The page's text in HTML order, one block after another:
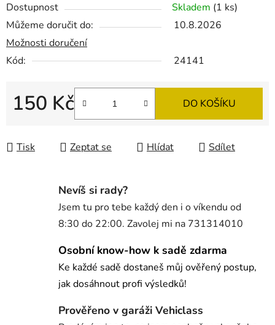
Dostupnost Skladem (1 ks)
Můžeme doručit do:
10.8.2026
Možnosti doručení
Kód:
24141
150 Kč DO KOŠÍKU
Tisk Zeptat se Hlídat Sdílet
Nevíš si rady?
Jsem tu pro tebe každý den i o víkendu od
8:30 do 22:00. Zavolej mi na 731314010
Osobní know-how k sadě zdarma
Ke každé sadě dostaneš můj ověřený postup,
jak dosáhnout profi výsledků!
Prověřeno v garáži Vehiclass